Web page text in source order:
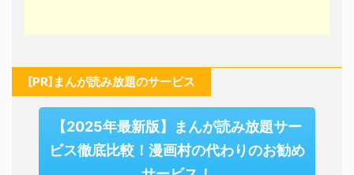
[PR]まんが読み放題のサービス
【2025年最新版】まんが読み放題サー
ビス徹底比較！漫画村の代わりのお勧め